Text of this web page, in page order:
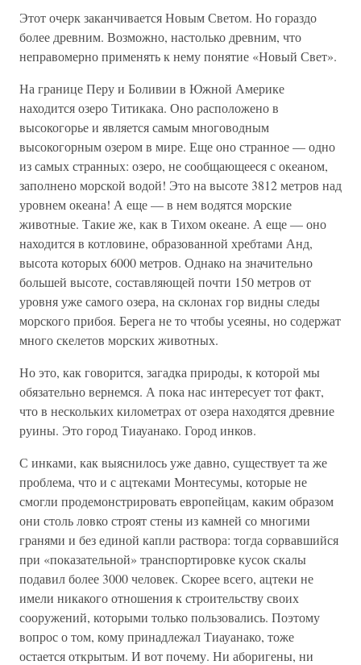
Этот очерк заканчивается Новым Светом. Но гораздо
более древним. Возможно, настолько древним, что
неправомерно применять к нему понятие «Новый Свет».
На границе Перу и Боливии в Южной Америке
находится озеро Титикака. Оно расположено в
высокогорье и является самым многоводным
высокогорным озером в мире. Еще оно странное — одно
из самых странных: озеро, не сообщающееся с океаном,
заполнено морской водой! Это на высоте 3812 метров над
уровнем океана! А еще — в нем водятся морские
животные. Такие же, как в Тихом океане. А еще — оно
находится в котловине, образованной хребтами Анд,
высота которых 6000 метров. Однако на значительно
большей высоте, составляющей почти 150 метров от
уровня уже самого озера, на склонах гор видны следы
морского прибоя. Берега не то чтобы усеяны, но содержат
много скелетов морских животных.
Но это, как говорится, загадка природы, к которой мы
обязательно вернемся. А пока нас интересует тот факт,
что в нескольких километрах от озера находятся древние
руины. Это город Тиауанако. Город инков.
С инками, как выяснилось уже давно, существует та же
проблема, что и с ацтеками Монтесумы, которые не
смогли продемонстрировать европейцам, каким образом
они столь ловко строят стены из камней со многими
гранями и без единой капли раствора: тогда сорвавшийся
при «показательной» транспортировке кусок скалы
подавил более 3000 человек. Скорее всего, ацтеки не
имели никакого отношения к строительству своих
сооружений, которыми только пользовались. Поэтому
вопрос о том, кому принадлежал Тиауанако, тоже
остается открытым. И вот почему. Ни аборигены, ни